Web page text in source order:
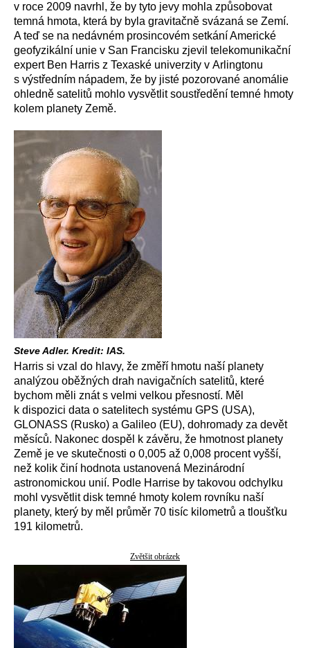
v roce 2009 navrhl, že by tyto jevy mohla způsobovat
temná hmota, která by byla gravitačně svázaná se Zemí.
A teď se na nedávném prosincovém setkání Americké
geofyzikální unie v San Francisku zjevil telekomunikační
expert Ben Harris z Texaské univerzity v Arlingtonu
s výstředním nápadem, že by jisté pozorované anomálie
ohledně satelitů mohlo vysvětlit soustředění temné hmoty
kolem planety Země.
Steve Adler. Kredit: IAS.
Harris si vzal do hlavy, že změří hmotu naší planety
analýzou oběžných drah navigačních satelitů, které
bychom měli znát s velmi velkou přesností. Měl
k dispozici data o satelitech systému GPS (USA),
GLONASS (Rusko) a Galileo (EU), dohromady za devět
měsíců. Nakonec dospěl k závěru, že hmotnost planety
Země je ve skutečnosti o 0,005 až 0,008 procent vyšší,
než kolik činí hodnota ustanovená Mezinárodní
astronomickou unií. Podle Harrise by takovou odchylku
mohl vysvětlit disk temné hmoty kolem rovníku naší
planety, který by měl průměr 70 tisíc kilometrů a tloušťku
191 kilometrů.
Zvětšit obrázek